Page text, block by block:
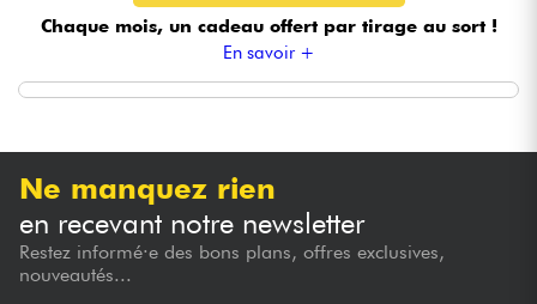
Chaque mois, un cadeau offert par tirage au sort !
En savoir +
Ne manquez rien
en recevant notre newsletter
Restez informé·e des bons plans, offres exclusives,
nouveautés...